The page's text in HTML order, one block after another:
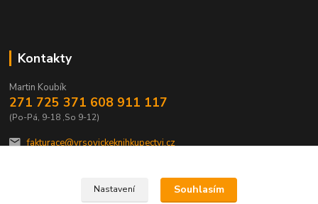
Kontakty
Martin Koubík
271 725 371 608 911 117
(Po-Pá, 9-18 ,So 9-12)
fakturace@vrsovickeknihkupectvi.cz
Nastavení Souhlasím